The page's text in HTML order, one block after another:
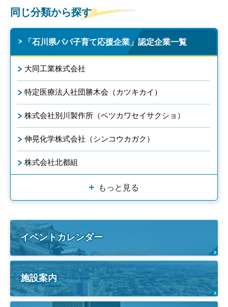
同じ分類から探す
「石川県パパ子育て応援企業」認定企業一覧
大同工業株式会社
特定医療法人社団勝木会（カツキカイ）
株式会社別川製作所（ベツカワセイサクショ）
伸晃化学株式会社（シンコウカガク）
株式会社北都組
もっと見る
イベントカレンダー
施設案内